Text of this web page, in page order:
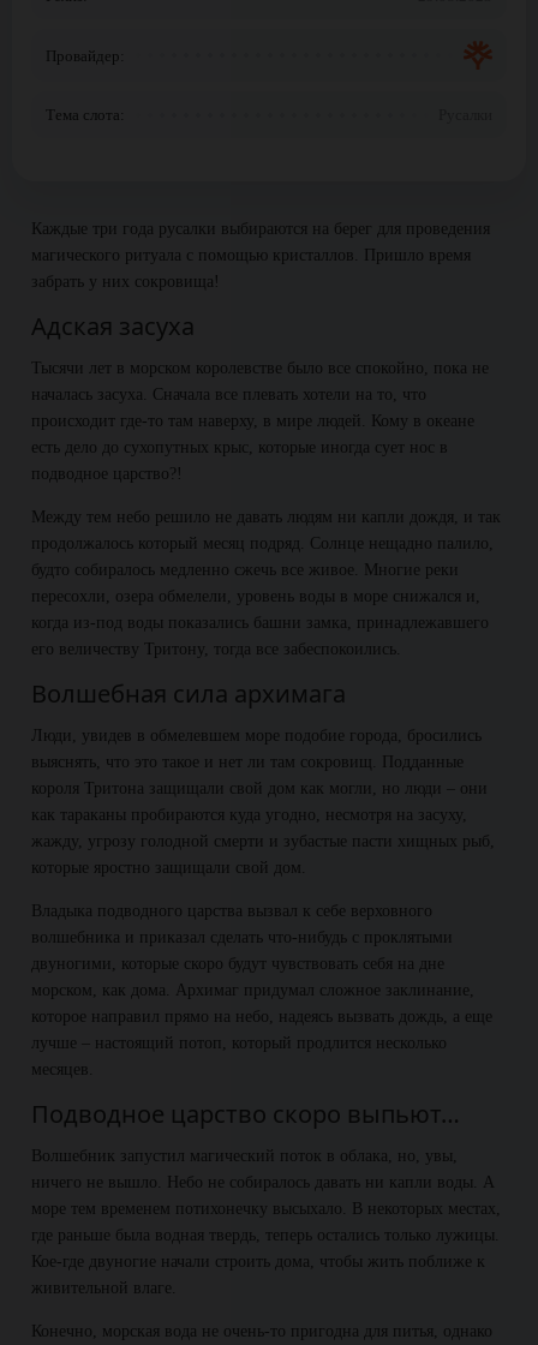
Провайдер:
Тема слота:
Каждые три года русалки выбираются на берег для проведения
магического ритуала с помощью кристаллов. Пришло время
забрать у них сокровища!
Адская засуха
Тысячи лет в морском королевстве было все спокойно, пока не
началась засуха. Сначала все плевать хотели на то, что
происходит где-то там наверху, в мире людей. Кому в океане
есть дело до сухопутных крыс, которые иногда сует нос в
подводное царство?!
Между тем небо решило не давать людям ни капли дождя, и так
продолжалось который месяц подряд. Солнце нещадно палило,
будто собиралось медленно сжечь все живое. Многие реки
пересохли, озера обмелели, уровень воды в море снижался и,
когда из-под воды показались башни замка, принадлежавшего
его величеству Тритону, тогда все забеспокоились.
Волшебная сила архимага
Люди, увидев в обмелевшем море подобие города, бросились
выяснять, что это такое и нет ли там сокровищ. Подданные
короля Тритона защищали свой дом как могли, но люди – они
как тараканы пробираются куда угодно, несмотря на засуху,
жажду, угрозу голодной смерти и зубастые пасти хищных рыб,
которые яростно защищали свой дом.
Владыка подводного царства вызвал к себе верховного
волшебника и приказал сделать что-нибудь с проклятыми
двуногими, которые скоро будут чувствовать себя на дне
морском, как дома. Архимаг придумал сложное заклинание,
которое направил прямо на небо, надеясь вызвать дождь, а еще
лучше – настоящий потоп, который продлится несколько
месяцев.
Подводное царство скоро выпьют…
Волшебник запустил магический поток в облака, но, увы,
ничего не вышло. Небо не собиралось давать ни капли воды. А
море тем временем потихонечку высыхало. В некоторых местах,
где раньше была водная твердь, теперь остались только лужицы.
Кое-где двуногие начали строить дома, чтобы жить поближе к
живительной влаге.
Конечно, морская вода не очень-то пригодна для питья, однако